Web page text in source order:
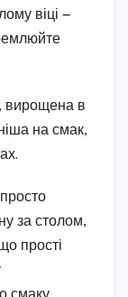
віці —
вирощена в
на смак,
за столом,
прості